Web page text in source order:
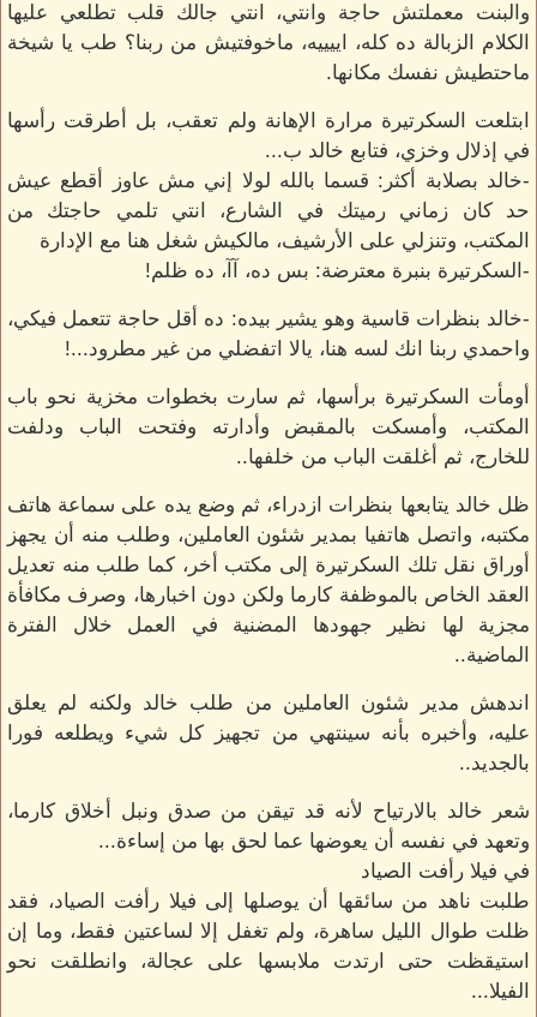
والبنت معملتش حاجة وانتي، انتي جالك قلب تطلعي عليها
الكلام الزبالة ده كله، اييييه، ماخوفتيش من ربنا؟ طب يا شيخة
ماحتطيش نفسك مكانها.
ابتلعت السكرتيرة مرارة الإهانة ولم تعقب، بل أطرقت رأسها
في إذلال وخزي، فتابع خالد ب...
-خالد بصلابة أكثر: قسما بالله لولا إني مش عاوز أقطع عيش
حد كان زماني رميتك في الشارع، انتي تلمي حاجتك من
المكتب، وتنزلي على الأرشيف، مالكيش شغل هنا مع الإدارة
-السكرتيرة بنبرة معترضة: بس ده، آآ، ده ظلم!
-خالد بنظرات قاسية وهو يشير بيده: ده أقل حاجة تتعمل فيكي،
واحمدي ربنا انك لسه هنا، يالا اتفضلي من غير مطرود...!
أومأت السكرتيرة برأسها، ثم سارت بخطوات مخزية نحو باب
المكتب، وأمسكت بالمقبض وأدارته وفتحت الباب ودلفت
للخارج، ثم أغلقت الباب من خلفها..
ظل خالد يتابعها بنظرات ازدراء، ثم وضع يده على سماعة هاتف
مكتبه، واتصل هاتفيا بمدير شئون العاملين، وطلب منه أن يجهز
أوراق نقل تلك السكرتيرة إلى مكتب أخر، كما طلب منه تعديل
العقد الخاص بالموظفة كارما ولكن دون اخبارها، وصرف مكافأة
مجزية لها نظير جهودها المضنية في العمل خلال الفترة
الماضية..
اندهش مدير شئون العاملين من طلب خالد ولكنه لم يعلق
عليه، وأخبره بأنه سينتهي من تجهيز كل شيء ويطلعه فورا
بالجديد..
شعر خالد بالارتياح لأنه قد تيقن من صدق ونبل أخلاق كارما،
وتعهد في نفسه أن يعوضها عما لحق بها من إساءة...
في فيلا رأفت الصياد
طلبت ناهد من سائقها أن يوصلها إلى فيلا رأفت الصياد، فقد
ظلت طوال الليل ساهرة، ولم تغفل إلا لساعتين فقط، وما إن
استيقظت حتى ارتدت ملابسها على عجالة، وانطلقت نحو
الفيلا...